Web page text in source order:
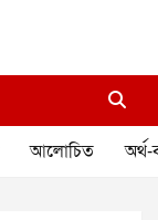
আলোচিত অর্থ-